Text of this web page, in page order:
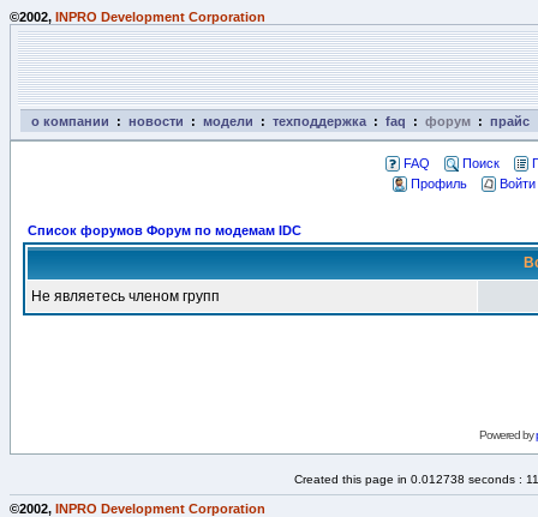
©2002, INPRO Development Corporation
о компании : новости : модели : техподдержка : faq : форум : прайс
FAQ Поиск
Профиль
Список форумов Форум по модемам IDC
Не являетесь членом групп
Powered by
Created this page in 0.012738 seconds :
©2002, INPRO Development Corporation